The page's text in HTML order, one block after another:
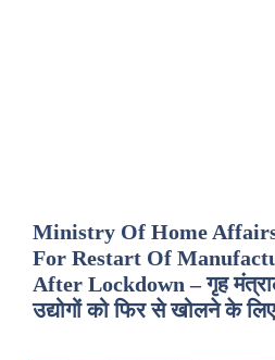
Ministry Of Home
For Restart Of
After Lockdown – गृह
उद्योगों को फिर से खोलने के लिए